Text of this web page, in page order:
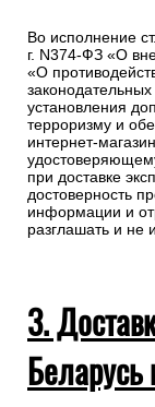
Во исполнение
г. N374-ФЗ «О
«О
установления
терроризму и
интернет-
при доставке
достоверность
информации и
разглашать и не
3.
Беларусь